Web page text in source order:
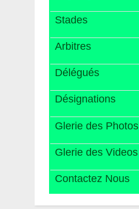
Stades
Arbitres
Délégués
Désignations
Glerie des Photos
Glerie des Videos
Contactez Nous